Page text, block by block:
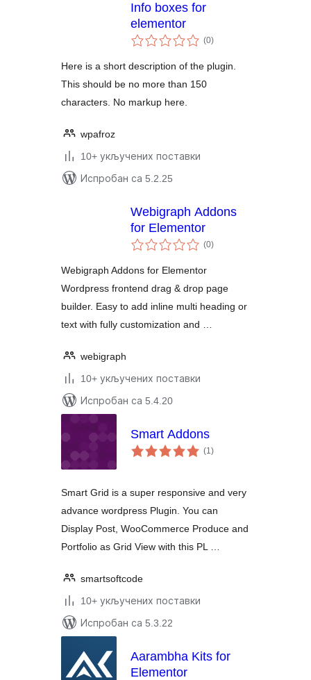
Info boxes for
elementor
(0укупних
оцена
)
Here is a short description of the plugin.
This should be no more than 150
characters. No markup here.
wpafroz
10+ укључених поставки
Испробан са 5.2.25
Webigraph Addons
for Elementor
(0укупних
оцена
)
Webigraph Addons for Elementor
Wordpress frontend drag & drop page
builder. Easy to add inline multi heading or
text with fully customization and …
webigraph
10+ укључених поставки
Испробан са 5.4.20
Smart Addons
(1укупних
оцена
)
Smart Grid is a super responsive and very
advance wordpress Plugin. You can
Display Post, WooCommerce Produce and
Portfolio as Grid View with this PL …
smartsoftcode
10+ укључених поставки
Испробан са 5.3.22
Aarambha Kits for
Elementor